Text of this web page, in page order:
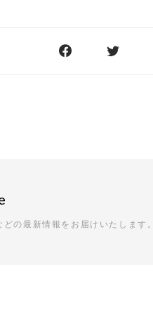
の最新情報をお届けいたします。